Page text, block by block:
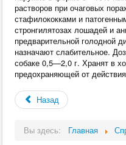
растворов при очаговых
стафилококками и
стронгилятозах лошадей и
предварительной голодной
назначают слабительное.
собаке 0,5—2,0 г. Хранят в
предохраняющей от
Назад
Вы здесь: Главная